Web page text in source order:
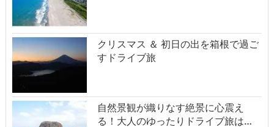
クリスマス ＆ 初日の出を箱根で過ご
すドライブ旅
自然景観が織りなす絶景に心震え
る！大人のゆったりドライブ旅は…